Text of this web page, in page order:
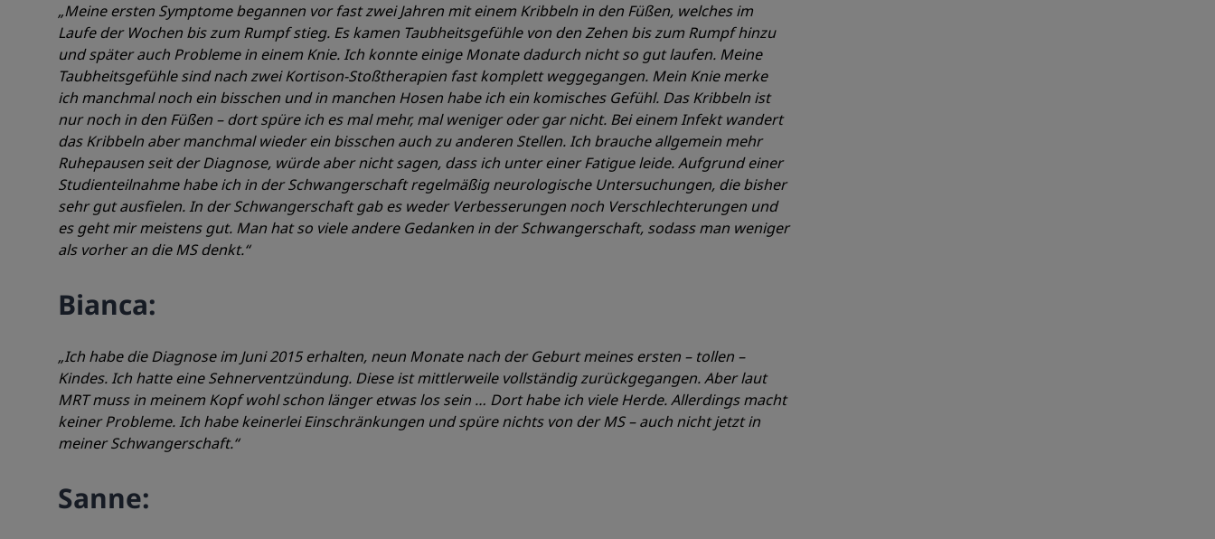
„Meine ersten Symptome begannen vor fast zwei Jahren mit einem Kribbeln in den Füßen, welches im
Laufe der Wochen bis zum Rumpf stieg. Es kamen Taubheitsgefühle von den Zehen bis zum Rumpf hinzu
und später auch Probleme in einem Knie. Ich konnte einige Monate dadurch nicht so gut laufen. Meine
Taubheitsgefühle sind nach zwei Kortison-Stoßtherapien fast komplett weggegangen. Mein Knie merke
ich manchmal noch ein bisschen und in manchen Hosen habe ich ein komisches Gefühl. Das Kribbeln ist
nur noch in den Füßen – dort spüre ich es mal mehr, mal weniger oder gar nicht. Bei einem Infekt wandert
das Kribbeln aber manchmal wieder ein bisschen auch zu anderen Stellen. Ich brauche allgemein mehr
Ruhepausen seit der Diagnose, würde aber nicht sagen, dass ich unter einer Fatigue leide. Aufgrund einer
Studienteilnahme habe ich in der Schwangerschaft regelmäßig neurologische Untersuchungen, die bisher
sehr gut ausfielen. In der Schwangerschaft gab es weder Verbesserungen noch Verschlechterungen und
es geht mir meistens gut. Man hat so viele andere Gedanken in der Schwangerschaft, sodass man weniger
als vorher an die MS denkt.“
Bianca:
„Ich habe die Diagnose im Juni 2015 erhalten, neun Monate nach der Geburt meines ersten – tollen –
Kindes. Ich hatte eine Sehnerventzündung. Diese ist mittlerweile vollständig zurückgegangen. Aber laut
MRT muss in meinem Kopf wohl schon länger etwas los sein … Dort habe ich viele Herde. Allerdings macht
keiner Probleme. Ich habe keinerlei Einschränkungen und spüre nichts von der MS – auch nicht jetzt in
meiner Schwangerschaft.“
Sanne: